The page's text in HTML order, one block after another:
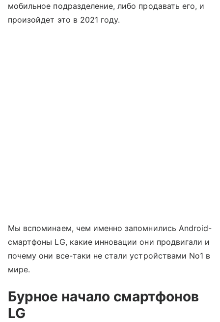
мобильное подразделение, либо продавать его, и
произойдет это в 2021 году.
Мы вспоминаем, чем именно запомнились Android-
смартфоны LG, какие инновации они продвигали и
почему они все-таки не стали устройствами No1 в
мире.
Бурное начало смартфонов
LG